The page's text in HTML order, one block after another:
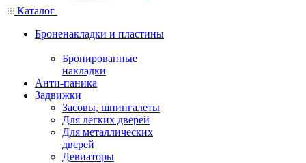
Каталог
Броненакладки и пластины
Бронированные
накладки
Анти-паника
Задвижки
Засовы, шпингалеты
Для легких дверей
Для металлических
дверей
Девиаторы